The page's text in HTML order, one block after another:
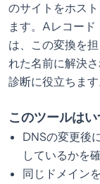
のサイトをホス
ます。Aレコー
は、この変換を
れた名前に解決
診断に役立ちます
このツールは
DNSの変更後
しているかを
同じドメイン